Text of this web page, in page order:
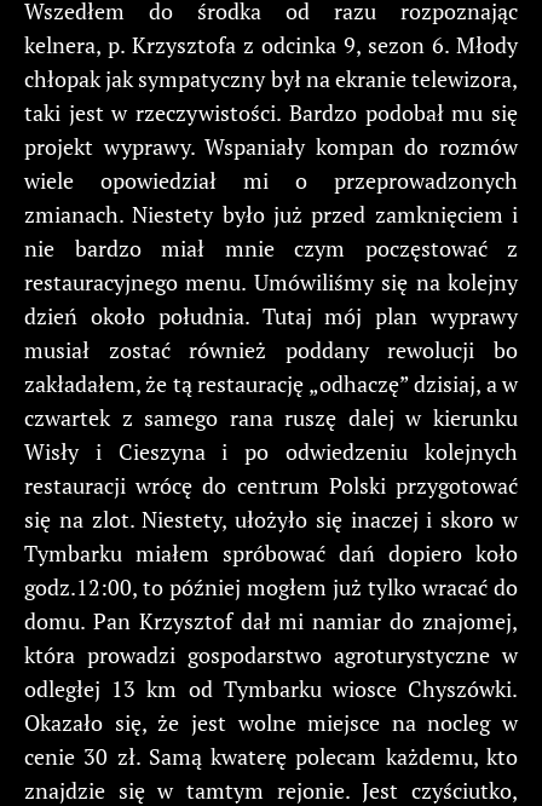
Wszedłem do środka od razu rozpoznając
kelnera, p. Krzysztofa z odcinka 9, sezon 6. Młody
chłopak jak sympatyczny był na ekranie telewizora,
taki jest w rzeczywistości. Bardzo podobał mu się
projekt wyprawy. Wspaniały kompan do rozmów
wiele opowiedział mi o przeprowadzonych
zmianach. Niestety było już przed zamknięciem i
nie bardzo miał mnie czym poczęstować z
restauracyjnego menu. Umówiliśmy się na kolejny
dzień około południa. Tutaj mój plan wyprawy
musiał zostać również poddany rewolucji bo
zakładałem, że tą restaurację „odhaczę” dzisiaj, a w
czwartek z samego rana ruszę dalej w kierunku
Wisły i Cieszyna i po odwiedzeniu kolejnych
restauracji wrócę do centrum Polski przygotować
się na zlot. Niestety, ułożyło się inaczej i skoro w
Tymbarku miałem spróbować dań dopiero koło
godz.12:00, to później mogłem już tylko wracać do
domu. Pan Krzysztof dał mi namiar do znajomej,
która prowadzi gospodarstwo agroturystyczne w
odległej 13 km od Tymbarku wiosce Chyszówki.
Okazało się, że jest wolne miejsce na nocleg w
cenie 30 zł. Samą kwaterę polecam każdemu, kto
znajdzie się w tamtym rejonie. Jest czyściutko,